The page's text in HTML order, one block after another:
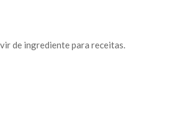
de ingrediente para receitas.